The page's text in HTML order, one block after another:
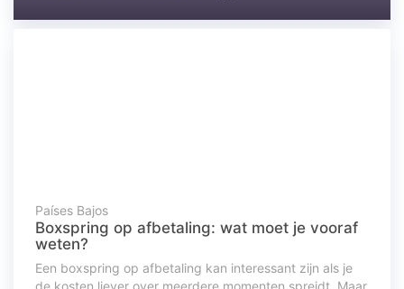
Países Bajos
Boxspring op afbetaling: wat moet je vooraf
weten?
Een boxspring op afbetaling kan interessant zijn als je
de kosten liever over meerdere momenten spreidt. Maar